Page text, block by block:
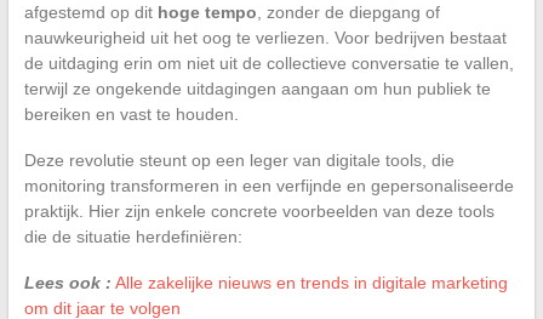
afgestemd op dit hoge tempo , zonder de diepgang of
nauwkeurigheid uit het oog te verliezen. Voor bedrijven bestaat
de uitdaging erin om niet uit de collectieve conversatie te vallen,
terwijl ze ongekende uitdagingen aangaan om hun publiek te
bereiken en vast te houden.
Deze revolutie steunt op een leger van digitale tools, die
monitoring transformeren in een verfijnde en gepersonaliseerde
praktijk. Hier zijn enkele concrete voorbeelden van deze tools
die de situatie herdefiniëren:
Lees ook : Alle zakelijke nieuws en trends in digitale marketing
om dit jaar te volgen